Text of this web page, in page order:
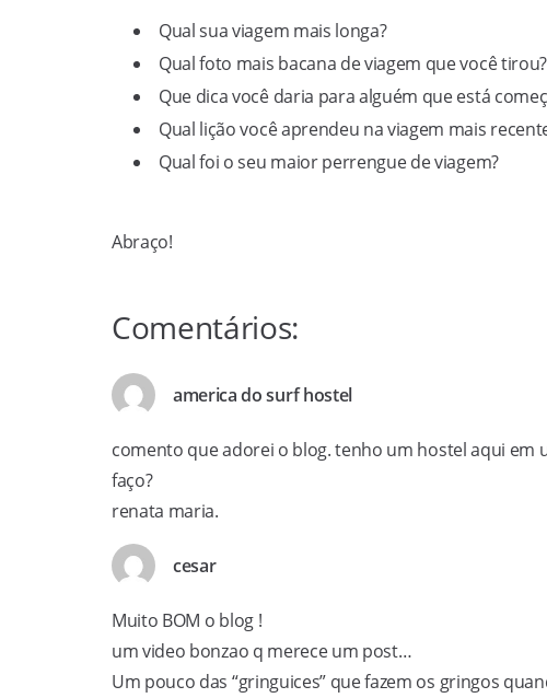
Qual sua viagem mais longa?
Qual foto mais bacana de viagem que você tirou?
Que dica você daria para alguém que está
Qual lição você aprendeu na viagem mais
Qual foi o seu maior perrengue de viagem?
Abraço!
Comentários:
america do surf hostel
comento que adorei o blog. tenho um hostel aqui
faço?
renata maria.
cesar
Muito BOM o blog !
um video bonzao q merece um post…
Um pouco das “gringuices” que fazem os gringos